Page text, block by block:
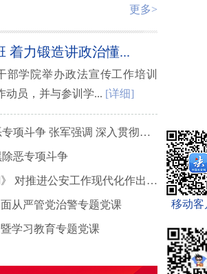
更多>
着力锻造讲政治懂...
部学院举办政法宣传工作培训
动员，并与参训学... [详细]
最高法部署在全国法院开展深化扫黑除恶专项斗争 张军强调 深入贯彻习近平法治思想和总体国家安全观 依法有力推进深化扫黑除恶专项斗争
恶专项斗争
公安部编制印发《公安发展“十五五”规划》 对推进公安工作现代化作出系统部署
从严管党治警专题党课
学习教育专题党课
移动客